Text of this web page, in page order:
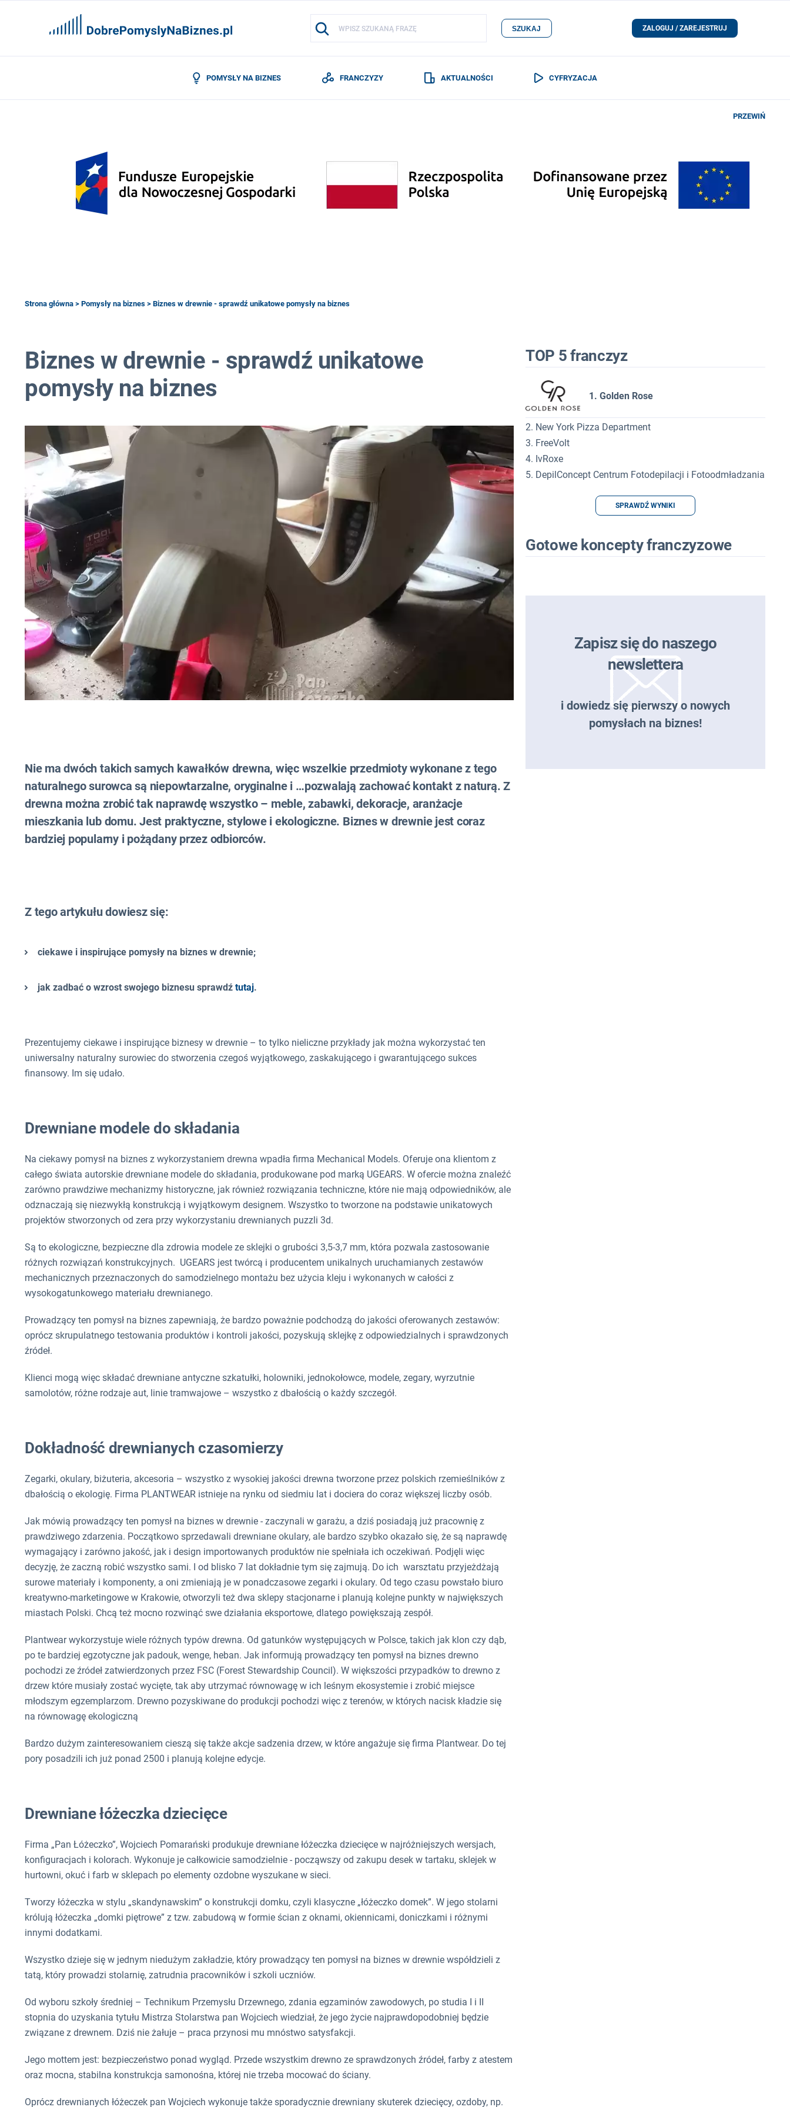
SZUKAJ ZALOGUJ / ZAREJESTRUJ
POMYSŁY NA BIZNES FRANCZYZY AKTUALNOŚCI CYFRYZACJA
PRZEWIŃ
Strona główna > Pomysły na biznes > Biznes w drewnie - sprawdź unikatowe pomysły na biznes
Biznes w drewnie - sprawdź unikatowe
pomysły na biznes
Nie ma dwóch takich samych kawałków drewna, więc wszelkie przedmioty wykonane z tego
naturalnego surowca są niepowtarzalne, oryginalne i …pozwalają zachować kontakt z naturą. Z
drewna można zrobić tak naprawdę wszystko – meble, zabawki, dekoracje, aranżacje
mieszkania lub domu. Jest praktyczne, stylowe i ekologiczne. Biznes w drewnie jest coraz
bardziej popularny i pożądany przez odbiorców.
Z tego artykułu dowiesz się:
ciekawe i inspirujące pomysły na biznes w drewnie;
jak zadbać o wzrost swojego biznesu sprawdź tutaj.
Prezentujemy ciekawe i inspirujące biznesy w drewnie – to tylko nieliczne przykłady jak można wykorzystać ten
uniwersalny naturalny surowiec do stworzenia czegoś wyjątkowego, zaskakującego i gwarantującego sukces
finansowy. Im się udało.
Drewniane modele do składania
Na ciekawy pomysł na biznes z wykorzystaniem drewna wpadła firma Mechanical Models. Oferuje ona klientom z
całego świata autorskie drewniane modele do składania, produkowane pod marką UGEARS. W ofercie można znaleźć
zarówno prawdziwe mechanizmy historyczne, jak również rozwiązania techniczne, które nie mają odpowiedników, ale
odznaczają się niezwykłą konstrukcją i wyjątkowym designem. Wszystko to tworzone na podstawie unikatowych
projektów stworzonych od zera przy wykorzystaniu drewnianych puzzli 3d.
Są to ekologiczne, bezpieczne dla zdrowia modele ze sklejki o grubości 3,5-3,7 mm, która pozwala zastosowanie
różnych rozwiązań konstrukcyjnych. UGEARS jest twórcą i producentem unikalnych uruchamianych zestawów
mechanicznych przeznaczonych do samodzielnego montażu bez użycia kleju i wykonanych w całości z
wysokogatunkowego materiału drewnianego.
Prowadzący ten pomysł na biznes zapewniają, że bardzo poważnie podchodzą do jakości oferowanych zestawów:
oprócz skrupulatnego testowania produktów i kontroli jakości, pozyskują sklejkę z odpowiedzialnych i sprawdzonych
źródeł.
Klienci mogą więc składać drewniane antyczne szkatułki, holowniki, jednokołowce, modele, zegary, wyrzutnie
samolotów, różne rodzaje aut, linie tramwajowe – wszystko z dbałością o każdy szczegół.
Dokładność drewnianych czasomierzy
Zegarki, okulary, biżuteria, akcesoria – wszystko z wysokiej jakości drewna tworzone przez polskich rzemieślników z
dbałością o ekologię. Firma PLANTWEAR istnieje na rynku od siedmiu lat i dociera do coraz większej liczby osób.
Jak mówią prowadzący ten pomysł na biznes w drewnie - zaczynali w garażu, a dziś posiadają już pracownię z
prawdziwego zdarzenia. Początkowo sprzedawali drewniane okulary, ale bardzo szybko okazało się, że są naprawdę
wymagający i zarówno jakość, jak i design importowanych produktów nie spełniała ich oczekiwań. Podjęli więc
decyzję, że zaczną robić wszystko sami. I od blisko 7 lat dokładnie tym się zajmują. Do ich warsztatu przyjeżdżają
surowe materiały i komponenty, a oni zmieniają je w ponadczasowe zegarki i okulary. Od tego czasu powstało biuro
kreatywno-marketingowe w Krakowie, otworzyli też dwa sklepy stacjonarne i planują kolejne punkty w największych
miastach Polski. Chcą też mocno rozwinąć swe działania eksportowe, dlatego powiększają zespół.
Plantwear wykorzystuje wiele różnych typów drewna. Od gatunków występujących w Polsce, takich jak klon czy dąb,
po te bardziej egzotyczne jak padouk, wenge, heban. Jak informują prowadzący ten pomysł na biznes drewno
pochodzi ze źródeł zatwierdzonych przez FSC (Forest Stewardship Council). W większości przypadków to drewno z
drzew które musiały zostać wycięte, tak aby utrzymać równowagę w ich leśnym ekosystemie i zrobić miejsce
młodszym egzemplarzom. Drewno pozyskiwane do produkcji pochodzi więc z terenów, w których nacisk kładzie się
na równowagę ekologiczną
Bardzo dużym zainteresowaniem cieszą się także akcje sadzenia drzew, w które angażuje się firma Plantwear. Do tej
pory posadzili ich już ponad 2500 i planują kolejne edycje.
Drewniane łóżeczka dziecięce
Firma „Pan Łóżeczko”, Wojciech Pomarański produkuje drewniane łóżeczka dziecięce w najróżniejszych wersjach,
konfiguracjach i kolorach. Wykonuje je całkowicie samodzielnie - począwszy od zakupu desek w tartaku, sklejek w
hurtowni, okuć i farb w sklepach po elementy ozdobne wyszukane w sieci.
Tworzy łóżeczka w stylu „skandynawskim” o konstrukcji domku, czyli klasyczne „łóżeczko domek”. W jego stolarni
królują łóżeczka „domki piętrowe” z tzw. zabudową w formie ścian z oknami, okiennicami, doniczkami i różnymi
innymi dodatkami.
Wszystko dzieje się w jednym niedużym zakładzie, który prowadzący ten pomysł na biznes w drewnie współdzieli z
tatą, który prowadzi stolarnię, zatrudnia pracowników i szkoli uczniów.
Od wyboru szkoły średniej – Technikum Przemysłu Drzewnego, zdania egzaminów zawodowych, po studia I i II
stopnia do uzyskania tytułu Mistrza Stolarstwa pan Wojciech wiedział, że jego życie najprawdopodobniej będzie
związane z drewnem. Dziś nie żałuje – praca przynosi mu mnóstwo satysfakcji.
Jego mottem jest: bezpieczeństwo ponad wygląd. Przede wszystkim drewno ze sprawdzonych źródeł, farby z atestem
oraz mocna, stabilna konstrukcja samonośna, której nie trzeba mocować do ściany.
Oprócz drewnianych łóżeczek pan Wojciech wykonuje także sporadycznie drewniany skuterek dziecięcy, ozdoby, np.
TOP 5 franczyz
1. Golden Rose
2. New York Pizza Department
3. FreeVolt
4. IvRoxe
5. DepilConcept Centrum Fotodepilacji i Fotoodmładzania
SPRAWDŹ WYNIKI
Gotowe koncepty franczyzowe
Zapisz się do naszego
newslettera
i dowiedz się pierwszy o nowych
pomysłach na biznes!